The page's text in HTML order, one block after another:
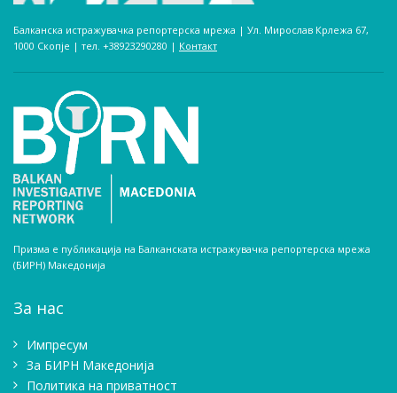
Балканска истражувачка репортерска мрежа | Ул. Мирослав Крлежа 67,
1000 Скопје | тел. +38923290280­ | Контакт
Призма е публикација на Балканската истражувачка репортерска мрежа
(БИРН) Македонија
За нас
Импресум
Зa БИРН Македонија
Политика на приватност